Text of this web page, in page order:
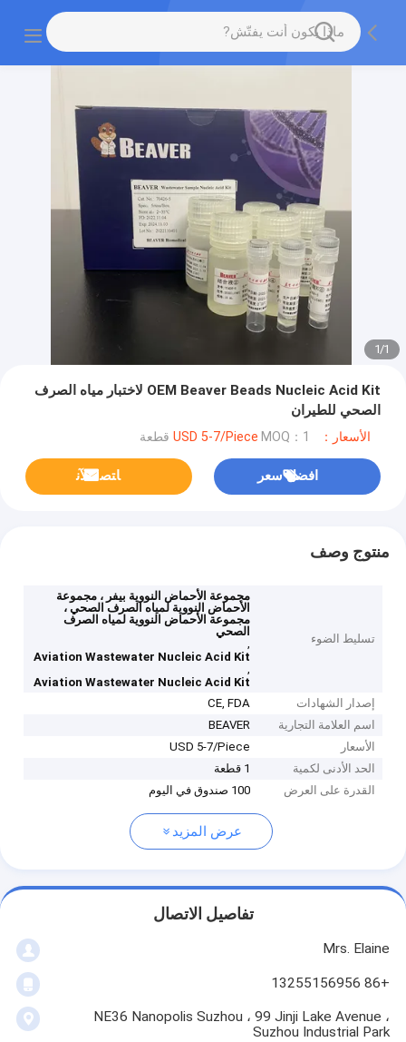
1
/
1
OEM Beaver Beads Nucleic Acid Kit لاختبار مياه الصرف
الصحي للطيران
الأسعار：USD 5-7/Piece MOQ：1 قطعة
افضل سعر ﺎﺘﺼﻟ ﺍﻶﻧ
منتوج وصف
تسليط الضوء
مجموعة الأحماض النووية بيفر ، مجموعة
الأحماض النووية لمياه الصرف الصحي ،
مجموعة الأحماض النووية لمياه الصرف
الصحي
,
Aviation Wastewater Nucleic Acid Kit
,
Aviation Wastewater Nucleic Acid Kit
إصدار الشهادات
CE, FDA
اسم العلامة التجارية
BEAVER
الأسعار
USD 5-7/Piece
الحد الأدنى لكمية
1 قطعة
القدرة على العرض
100 صندوق في اليوم
عرض المزيد
تفاصيل الاتصال
Mrs. Elaine
+86 13255156956
NE36 Nanopolis Suzhou ، 99 Jinji Lake Avenue ،
Suzhou Industrial Park